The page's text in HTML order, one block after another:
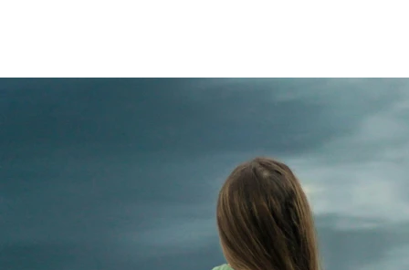
Bei Entzug und Entwöhnung setzen wir auf diese
Biologische Therapieverfahren